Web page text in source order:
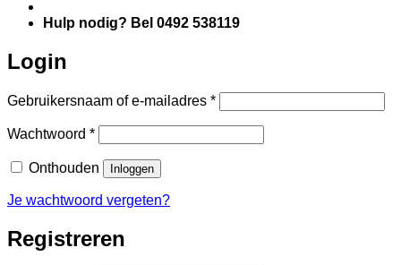
Hulp nodig? Bel 0492 538119
Login
Gebruikersnaam of e-mailadres *Vereist
Wachtwoord *Vereist
Onthouden Inloggen
Je wachtwoord vergeten?
Registreren